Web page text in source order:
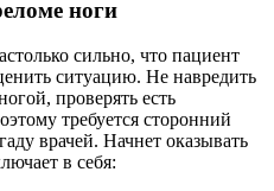
ноги
сильно, что пациент
ситуацию. Не навредить
проверять есть
требуется сторонний
врачей. Начнет оказывать
в себя: